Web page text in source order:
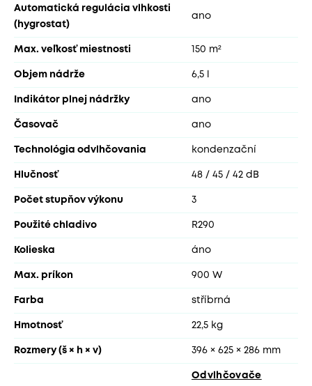
Automatická regulácia vlhkosti
(hygrostat)
ano
Max. veľkosť miestnosti 150 m²
Objem nádrže 6,5 l
Indikátor plnej nádržky ano
Časovač ano
Technológia odvlhčovania kondenzační
Hlučnosť 48 / 45 / 42 dB
Počet stupňov výkonu 3
Použité chladivo R290
Kolieska áno
Max. príkon 900 W
Farba stříbrná
Hmotnosť 22,5 kg
Rozmery (š × h × v) 396 × 625 × 286 mm
Odvlhčovače